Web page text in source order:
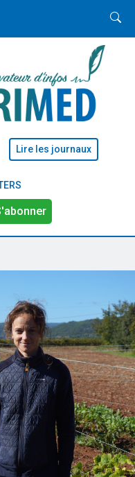
Lire les journaux